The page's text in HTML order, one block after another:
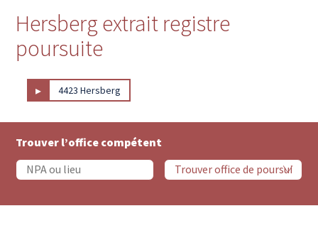
Hersberg extrait registre
poursuite
▸ 4423 Hersberg
Trouver l’office compétent